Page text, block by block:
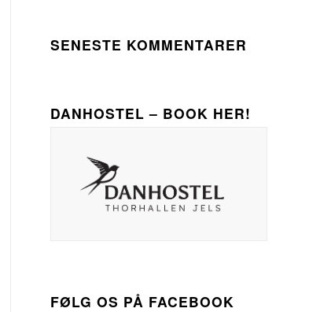
SENESTE KOMMENTARER
DANHOSTEL – BOOK HER!
FØLG OS PÅ FACEBOOK